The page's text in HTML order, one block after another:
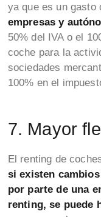
ya que es un gasto
empresas y
50% del IVA o el
coche para la
sociedades
100% en el
7. Mayor
El renting de
si existen
por parte de una
renting, se puede